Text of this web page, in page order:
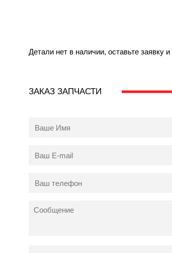
Детали нет в наличии, оставьте заявку
ЗАКАЗ ЗАПЧАСТИ